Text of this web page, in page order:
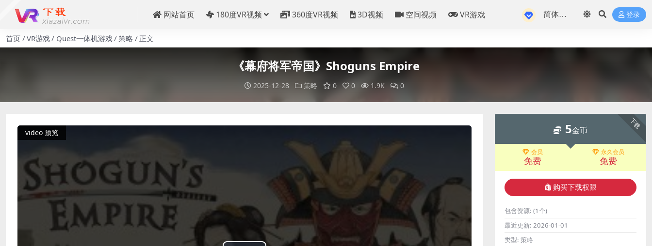
网站首页 180度VR视频 360度VR视频 3D视频 空间视频 VR游戏 登录
首页 VR游戏 Quest一体机游戏 策略 正文
《幕府将军帝国》Shoguns Empire
2025-12-28 策略 0 0 1.9K 0
video 预览
下载
5金币
会员
免费
永久会员
免费
购买下载权限
包含资源: (1个)
最近更新: 2026-01-01
类型: 策略